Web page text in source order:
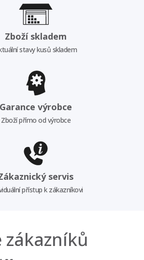
Zboží skladem
stavy kusů skladem
Garance výrobce
Zboží přímo od výrobce
servis
přístup k zákazníkovi
zákazníků